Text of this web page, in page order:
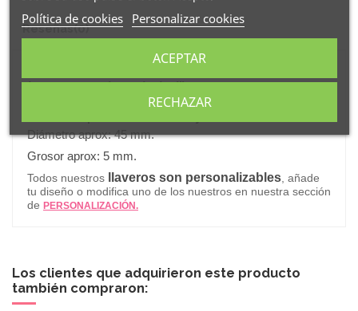
Reseñas(0)
buena suerte depende de ti".
son muy ligeros , ideales para no
Diámetro aprox: 45 mm.
Grosor aprox: 5 mm.
Todos nuestros llaveros son personalizables , añade
tu diseño o modifica uno de los nuestros en nuestra sección
de PERSONALIZACIÓN.
Los clientes que adquirieron este producto
también compraron:
Política de cookies Personalizar cookies
RECHAZAR
ACEPTAR